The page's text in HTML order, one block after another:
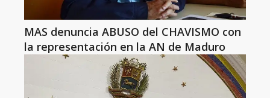
MAS denuncia ABUSO del CHAVISMO con
la representación en la AN de Maduro